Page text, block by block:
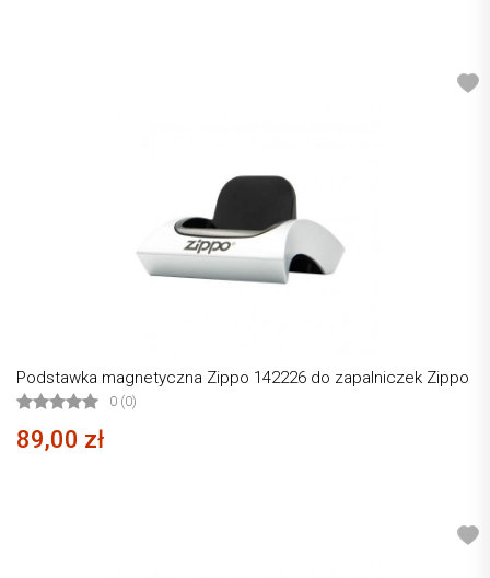
Podstawka magnetyczna Zippo 142226 do zapalniczek Zippo
0 (0)
89,00 zł